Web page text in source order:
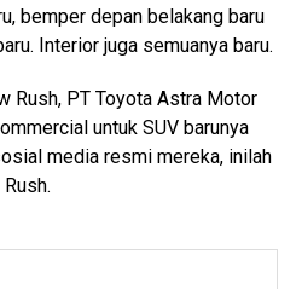
bemper depan belakang baru
Interior juga semuanya baru.
Rush, PT Toyota Astra Motor
untuk SUV barunya
media resmi mereka, inilah